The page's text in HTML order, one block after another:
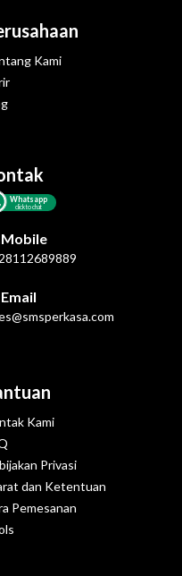
Whatsapp
click to chat
Mobile
Email
Kami
Kami
Privasi
dan Ketentuan
Pemesanan